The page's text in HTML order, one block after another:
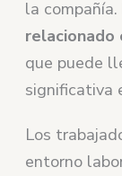
la
que puede
significativa
Los
entorno